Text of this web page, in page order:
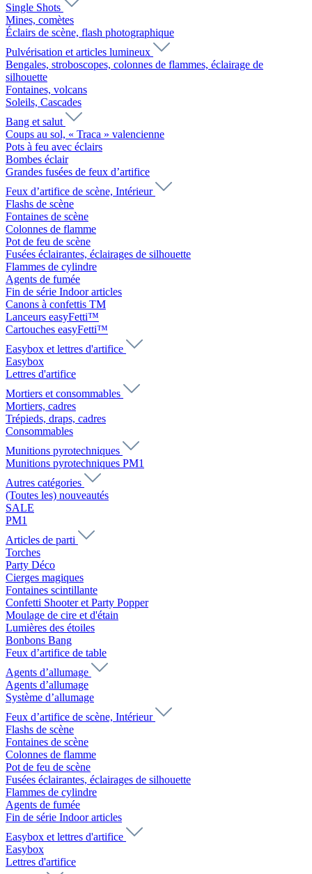
Single Shots
Mines, comètes
Éclairs de scène, flash photographique
Pulvérisation et articles lumineux
Bengales, stroboscopes, colonnes de flammes, éclairage de
silhouette
Fontaines, volcans
Soleils, Cascades
Bang et salut
Coups au sol, « Traca » valencienne
Pots à feu avec éclairs
Bombes éclair
Grandes fusées de feux d’artifice
Feux d’artifice de scène, Intérieur
Flashs de scène
Fontaines de scène
Colonnes de flamme
Pot de feu de scène
Fusées éclairantes, éclairages de silhouette
Flammes de cylindre
Agents de fumée
Fin de série Indoor articles
Canons à confettis TM
Lanceurs easyFetti™
Cartouches easyFetti™
Easybox et lettres d'artifice
Easybox
Lettres d'artifice
Mortiers et consommables
Mortiers, cadres
Trépieds, draps, cadres
Consommables
Munitions pyrotechniques
Munitions pyrotechniques PM1
Autres catégories
(Toutes les) nouveautés
SALE
PM1
Articles de parti
Torches
Party Déco
Cierges magiques
Fontaines scintillante
Confetti Shooter et Party Popper
Moulage de cire et d'étain
Lumières des étoiles
Bonbons Bang
Feux d’artifice de table
Agents d’allumage
Agents d’allumage
Système d’allumage
Feux d’artifice de scène, Intérieur
Flashs de scène
Fontaines de scène
Colonnes de flamme
Pot de feu de scène
Fusées éclairantes, éclairages de silhouette
Flammes de cylindre
Agents de fumée
Fin de série Indoor articles
Easybox et lettres d'artifice
Easybox
Lettres d'artifice